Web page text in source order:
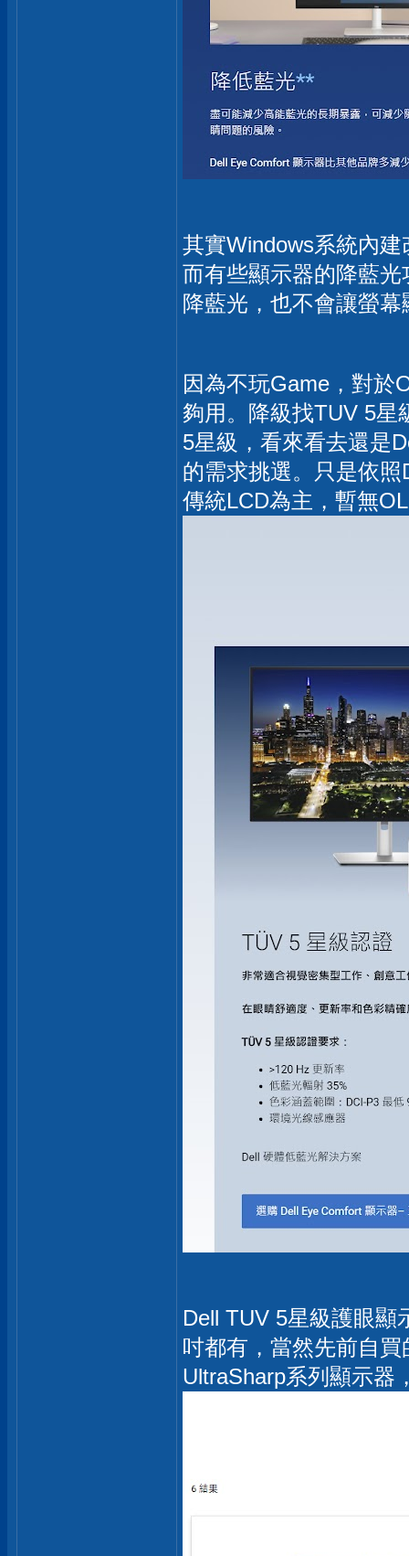
其實Windows系統內
而有些顯示器的降藍
降藍光，也不會讓螢
因為不玩Game，對於
夠用。降級找TUV 5星
5星級，看來看去還是
的需求挑選。只是依
傳統LCD為主，暫無
Dell TUV 5星級護眼顯
吋都有，當然先前自
UltraSharp系列顯示器